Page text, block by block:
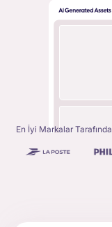
En İyi Markalar